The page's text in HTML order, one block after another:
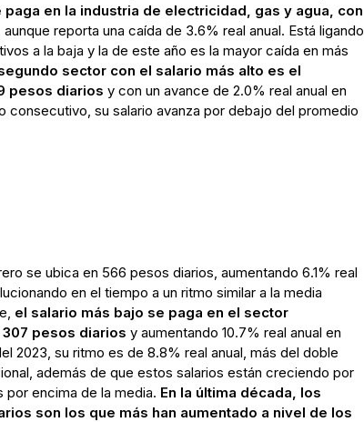
paga en la industria de electricidad, gas y agua, con
aunque reporta una caída de 3.6% real anual. Está ligando
a la baja y la de este año es la mayor caída en más
sector con el salario más alto es el
pesos diarios y con un avance de 2.0% real anual en
consecutivo, su salario avanza por debajo del promedio
se ubica en 566 pesos diarios, aumentando 6.1% real
en el tiempo a un ritmo similar a la media
el salario más bajo se paga en el sector
pesos diarios y aumentando 10.7% real anual en
2023, su ritmo es de 8.8% real anual, más del doble
además de que estos salarios están creciendo por
por encima de la media. En la última década, los
son los que más han aumentado a nivel de los